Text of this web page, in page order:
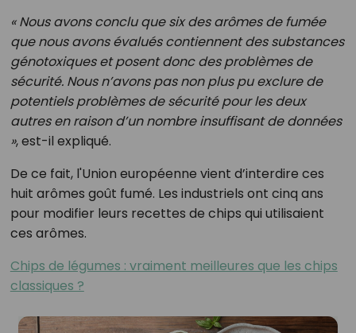
« Nous avons conclu que six des arômes de fumée
que nous avons évalués contiennent des substances
génotoxiques et posent donc des problèmes de
sécurité. Nous n’avons pas non plus pu exclure de
potentiels problèmes de sécurité pour les deux
autres en raison d’un nombre insuffisant de données
», est-il expliqué.
De ce fait, l'Union européenne vient d’interdire ces
huit arômes goût fumé. Les industriels ont cinq ans
pour modifier leurs recettes de chips qui utilisaient
ces arômes.
Chips de légumes : vraiment meilleures que les chips
classiques ?